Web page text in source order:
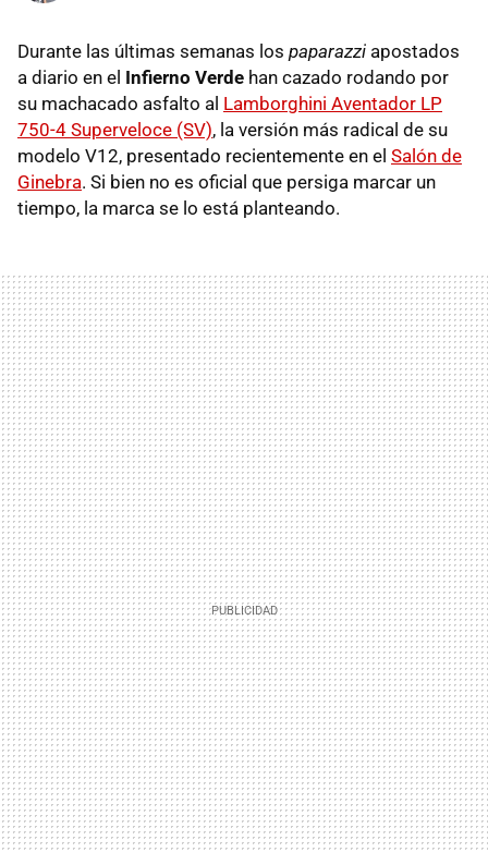
Durante las últimas semanas los paparazzi apostados
a diario en el Infierno Verde han cazado rodando por
su machacado asfalto al Lamborghini Aventador LP
750-4 Superveloce (SV), la versión más radical de su
modelo V12, presentado recientemente en el Salón de
Ginebra. Si bien no es oficial que persiga marcar un
tiempo, la marca se lo está planteando.